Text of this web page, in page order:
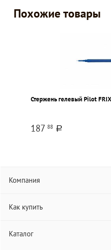
Похожие товары
Стержень гелевый Pilot
187 88 a
Компания
Как купить
Каталог